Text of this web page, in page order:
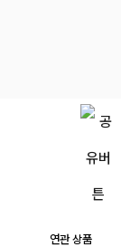
연관 상품